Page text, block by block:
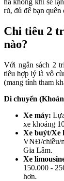
rũ, đủ để bạn
Chi tiêu 2
nào?
Với ngân sách 2
tiêu hợp lý là vô
(mang tính tham
Di chuyển
Xe máy:
xe khoảng
Xe buýt/Xe
VNĐ/chiều/
Gia Lâm.
Xe
150.000 -
hơn.